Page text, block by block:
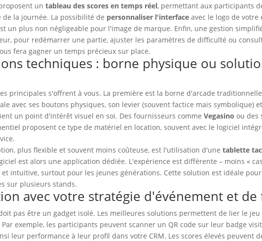
untableau des scores en temps réel, permettant aux participants
de la journée. La possibilité de personnaliser l'interface avec le logo de
un plus non négligeable pour l'image de marque. Enfin, une gestion
pour redémarrer une partie, ajuster les paramètres de difficulté ou
fera gagner un temps précieux sur place.
techniques : borne physique ou
principales s'offrent à vous. La première est la borne d'arcade
avec ses boutons physiques, son levier (souvent factice mais symbolique)
un point d'intérêt visuel en soi. Des fournisseurs commeVegasino ou des
proposent ce type de matériel en location, souvent avec le logiciel
plus flexible et souvent moins coûteuse, est l'utilisation d'unetablette
est alors une application dédiée. L'expérience est différente – moins «
intuitive, surtout pour les jeunes générations. Cette solution est idéale
sur plusieurs stands.
avec votre stratégie d'événement et
pas être un gadget isolé. Les meilleures solutions permettent de lier le jeu
exemple, les participants peuvent scanner un QR code sur leur badge
leur performance à leur profil dans votre CRM. Les scores élevés peuvent